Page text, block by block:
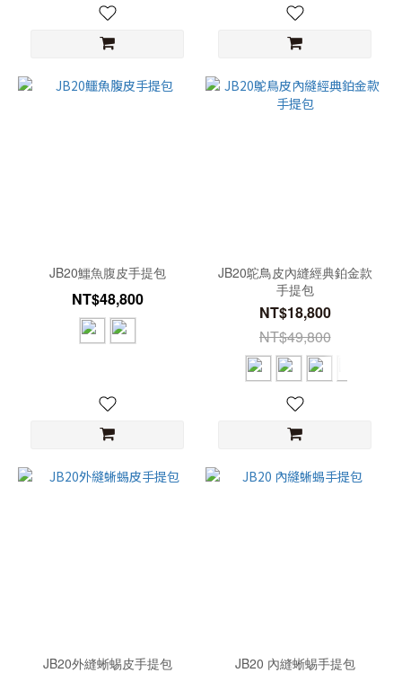
JB20鱷魚腹皮手提包
NT$48,800
JB20鴕鳥皮內縫經典鉑金款
手提包
NT$18,800
NT$49,800
JB20外縫蜥蜴皮手提包 JB20 內縫蜥蜴手提包